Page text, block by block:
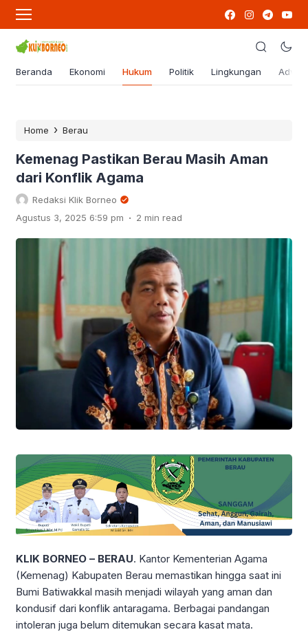
Beranda Ekonomi Hukum Politik Lingkungan
Home › Berau
Kemenag Pastikan Berau Masih Aman
dari Konflik Agama
Redaksi Klik Borneo
Agustus 3, 2025 6:59 pm . 2 min read
KLIK BORNEO – BERAU. Kantor Kementerian Agama
(Kemenag) Kabupaten Berau memastikan hingga saat ini
Bumi Batiwakkal masih menjadi wilayah yang aman dan
kondusif dari konflik antaragama. Berbagai pandangan
intoleran juga belum ditemukan secara kasat mata.